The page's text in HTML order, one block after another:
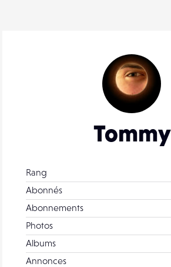
Tommy
Rang
Abonnés
Abonnements
Photos
Albums
Annonces